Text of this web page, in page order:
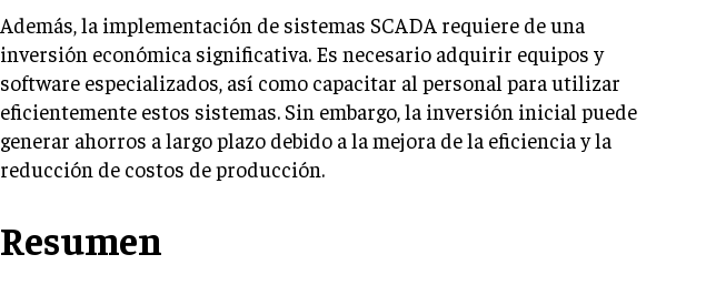
Además, la implementación de sistemas SCADA requiere de una
inversión económica significativa. Es necesario adquirir equipos y
software especializados, así como capacitar al personal para utilizar
eficientemente estos sistemas. Sin embargo, la inversión inicial puede
generar ahorros a largo plazo debido a la mejora de la eficiencia y la
reducción de costos de producción.
Resumen